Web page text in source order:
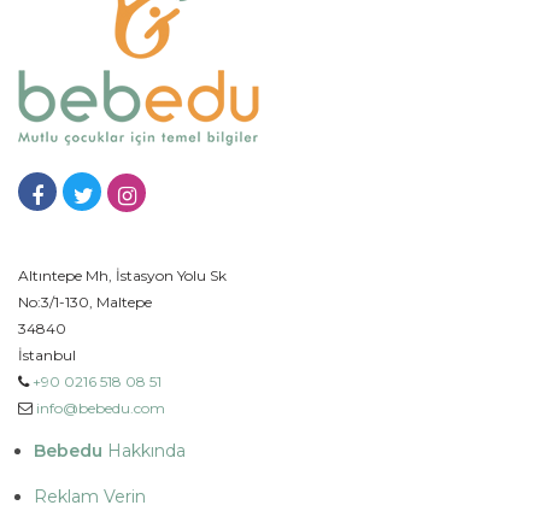
Altıntepe Mh, İstasyon Yolu Sk
No:3/1-130, Maltepe
34840
İstanbul
+90 0216 518 08 51
info@bebedu.com
Bebedu Hakkında
Reklam Verin